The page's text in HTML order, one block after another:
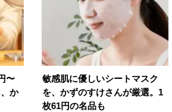
〜
か
敏感肌に優しいシートマスク
を、かずのすけさんが厳選。1
枚61円の名品も